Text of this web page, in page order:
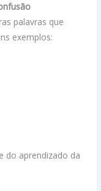
palavras que
exemplos:
do aprendizado da